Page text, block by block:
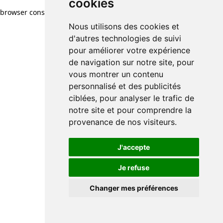
cookies
Nous utilisons des cookies et
d'autres technologies de suivi
pour améliorer votre expérience
de navigation sur notre site, pour
vous montrer un contenu
personnalisé et des publicités
ciblées, pour analyser le trafic de
notre site et pour comprendre la
provenance de nos visiteurs.
J'accepte
Je refuse
Changer mes préférences
browser console for more information)